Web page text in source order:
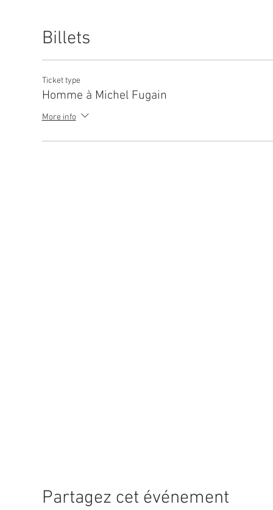
Billets
Ticket type
Homme à Michel Fugain
More info
Partagez cet événement